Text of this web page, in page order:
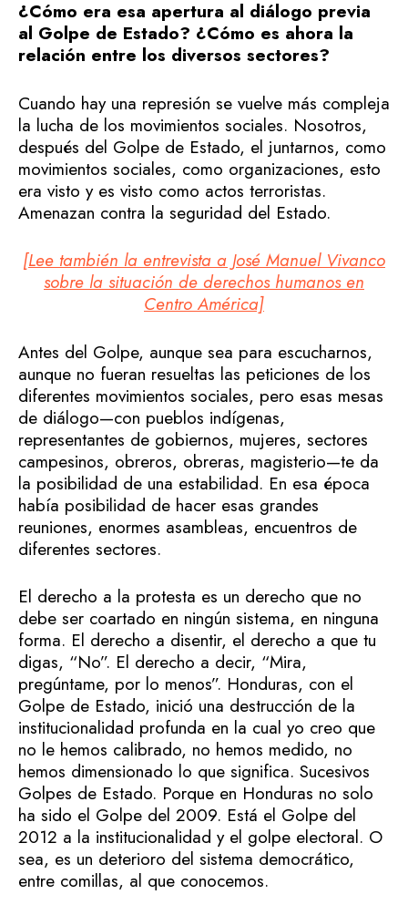
¿Cómo era esa apertura al diálogo previa
al Golpe de Estado? ¿Cómo es ahora la
relación entre los diversos sectores?
Cuando hay una represión se vuelve más compleja
la lucha de los movimientos sociales. Nosotros,
después del Golpe de Estado, el juntarnos, como
movimientos sociales, como organizaciones, esto
era visto y es visto como actos terroristas.
Amenazan contra la seguridad del Estado.
[Lee también la entrevista a José Manuel Vivanco
sobre la situación de derechos humanos en
Centro América]
Antes del Golpe, aunque sea para escucharnos,
aunque no fueran resueltas las peticiones de los
diferentes movimientos sociales, pero esas mesas
de diálogo—con pueblos indígenas,
representantes de gobiernos, mujeres, sectores
campesinos, obreros, obreras, magisterio—te da
la posibilidad de una estabilidad. En esa época
había posibilidad de hacer esas grandes
reuniones, enormes asambleas, encuentros de
diferentes sectores.
El derecho a la protesta es un derecho que no
debe ser coartado en ningún sistema, en ninguna
forma. El derecho a disentir, el derecho a que tu
digas, “No”. El derecho a decir, “Mira,
pregúntame, por lo menos”. Honduras, con el
Golpe de Estado, inició una destrucción de la
institucionalidad profunda en la cual yo creo que
no le hemos calibrado, no hemos medido, no
hemos dimensionado lo que significa. Sucesivos
Golpes de Estado. Porque en Honduras no solo
ha sido el Golpe del 2009. Está el Golpe del
2012 a la institucionalidad y el golpe electoral. O
sea, es un deterioro del sistema democrático,
entre comillas, al que conocemos.